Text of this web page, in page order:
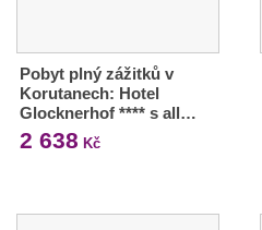
Pobyt plný zážitků v
Korutanech: Hotel
Glocknerhof **** s all…
2 638 Kč